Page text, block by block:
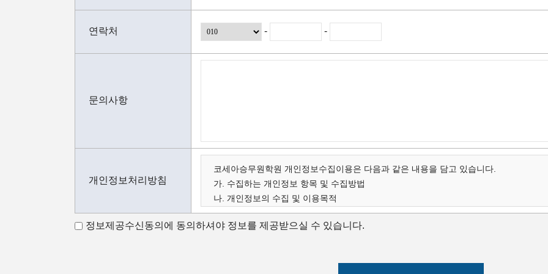
연락처 - -
문의사항
개인정보처리방침
코세아승무원학원 개인정보수집이용은 다음과 같은 내용을 담고 있습니다.
가. 수집하는 개인정보 항목 및 수집방법
나. 개인정보의 수집 및 이용목적
다. 수집한 개인정보의 보유 및 이용기간
가. 수집하는 개인정보 항목 및 수집방법
정보제공수신동의에 동의하셔야 정보를 제공받으실 수 있습니다.